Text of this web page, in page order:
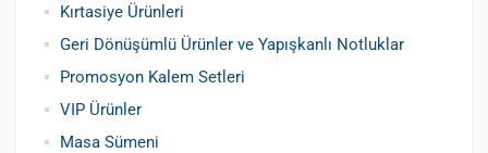
Promosyon Metal Kalem
Promosyon Roller Kalem
Promosyon Dokunmatik Kalem
Promosyon Plastik Kalem
Geri Dönüşümlü ve Tohumlu Kalemler
Promosyon Fosforlu Kalem
Kursun Kalemler
Kırtasiye Ürünleri
Geri Dönüşümlü Ürünler ve Yapışkanlı Notluklar
Promosyon Kalem Setleri
VIP Ürünler
Masa Sümeni